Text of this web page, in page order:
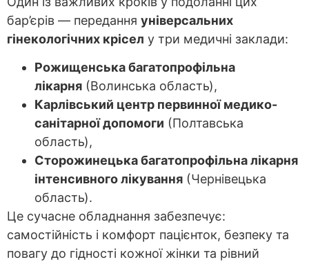
бар’єрів — передання універсальних
гінекологічних крісел у три медичні заклади:
Рожищенська багатопрофільна
лікарня (Волинська область),
Карлівський центр первинної медико-
санітарної допомоги (Полтавська
область),
Сторожинецька багатопрофільна лікарня
інтенсивного лікування (Чернівецька
область).
Це сучасне обладнання забезпечує:
cамостійність і комфорт пацієнток, безпеку та
повагу до гідності кожної жінки та рівний